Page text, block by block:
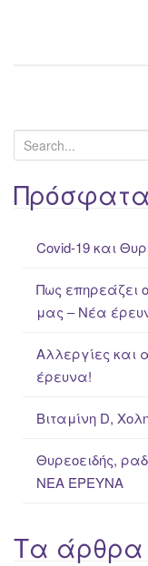
e
a
r
Covid-19 και
Πως επηρεάζει
μας – Νέα
Αλλεργίες και
έρευνα!
Βιταμίνη D,
Θυρεοειδής,
ΝΕΑ ΈΡΕΥΝΑ
Τα άρθρα